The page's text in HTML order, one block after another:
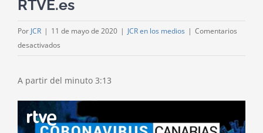
RTVE.es
Por JCR | 11 de mayo de 2020 | JCR en los medios | Comentarios
desactivados
10/05/2020
–
RTVE.es
A partir del minuto 3:13